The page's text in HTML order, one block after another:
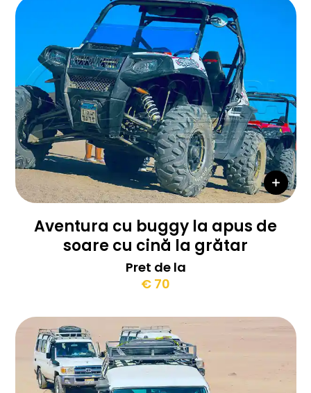
Aventura cu buggy la apus de
soare cu cină la grătar
Pret de la
€ 70